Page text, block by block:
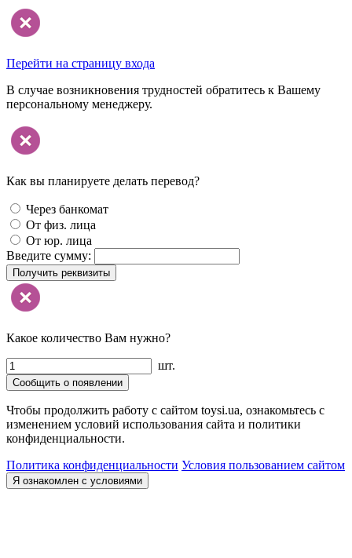
Перейти на страницу входа
В случае возникновения трудностей обратитесь к Вашему
персональному менеджеру.
Как вы планируете делать перевод?
Через банкомат
От физ. лица
От юр. лица
Введите сумму:
Получить реквизиты
Какое количество Вам нужно?
шт.
Сообщить о появлении
Чтобы продолжить работу с сайтом toysi.ua, ознакомьтесь с
изменением условий использования сайта и политики
конфиденциальности.
Политика конфиденциальности Условия пользованием сайтом
Я ознакомлен с условиями